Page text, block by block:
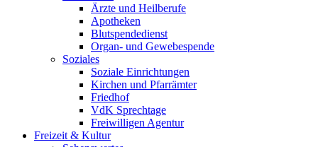
Ärzte und Heilberufe
Apotheken
Blutspendedienst
Organ- und Gewebespende
Soziales
Soziale Einrichtungen
Kirchen und Pfarrämter
Friedhof
VdK Sprechtage
Freiwilligen Agentur
Freizeit & Kultur